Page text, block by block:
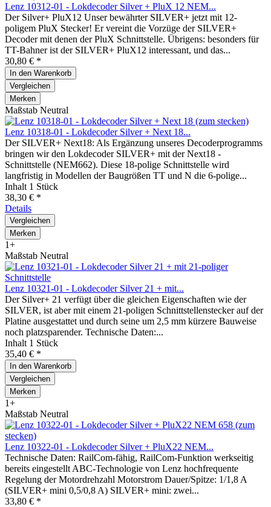
Lenz 10312-01 - Lokdecoder Silver + PluX 12 NEM...
Der Silver+ PluX12 Unser bewährter SILVER+ jetzt mit 12-
poligem PluX Stecker! Er vereint die Vorzüge der SILVER+
Decoder mit denen der PluX Schnittstelle. Übrigens: besonders für
TT-Bahner ist der SILVER+ PluX12 interessant, und das...
30,80 € *
In den Warenkorb
Vergleichen
Merken
Maßstab Neutral
Lenz 10318-01 - Lokdecoder Silver + Next 18...
Der SILVER+ Next18: Als Ergänzung unseres Decoderprogramms
bringen wir den Lokdecoder SILVER+ mit der Next18 -
Schnittstelle (NEM662). Diese 18-polige Schnittstelle wird
langfristig in Modellen der Baugrößen TT und N die 6-polige...
Inhalt 1 Stück
38,30 € *
Details
Vergleichen
Merken
1+
Maßstab Neutral
Lenz 10321-01 - Lokdecoder Silver 21 + mit...
Der Silver+ 21 verfügt über die gleichen Eigenschaften wie der
SILVER, ist aber mit einem 21-poligen Schnittstellenstecker auf der
Platine ausgestattet und durch seine um 2,5 mm kürzere Bauweise
noch platzsparender. Technische Daten:...
Inhalt 1 Stück
35,40 € *
In den Warenkorb
Vergleichen
Merken
1+
Maßstab Neutral
Lenz 10322-01 - Lokdecoder Silver + PluX22 NEM...
Technische Daten: RailCom-fähig, RailCom-Funktion werkseitig
bereits eingestellt ABC-Technologie von Lenz hochfrequente
Regelung der Motordrehzahl Motorstrom Dauer/Spitze: 1/1,8 A
(SILVER+ mini 0,5/0,8 A) SILVER+ mini: zwei...
33,80 € *